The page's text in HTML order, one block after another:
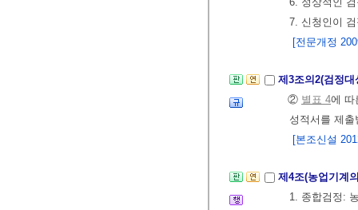
7. 신청인이
[전문개정
제3조의2(검정
② 별표 4에 따
성적서를 제
[본조신설
제4조(농업기계
1. 종합검정: